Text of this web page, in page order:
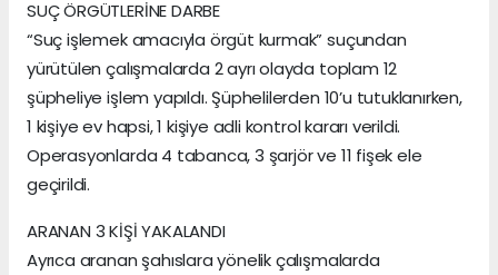
SUÇ ÖRGÜTLERİNE DARBE
“Suç işlemek amacıyla örgüt kurmak” suçundan
yürütülen çalışmalarda 2 ayrı olayda toplam 12
şüpheliye işlem yapıldı. Şüphelilerden 10’u tutuklanırken,
1 kişiye ev hapsi, 1 kişiye adli kontrol kararı verildi.
Operasyonlarda 4 tabanca, 3 şarjör ve 11 fişek ele
geçirildi.
ARANAN 3 KİŞİ YAKALANDI
Ayrıca aranan şahıslara yönelik çalışmalarda